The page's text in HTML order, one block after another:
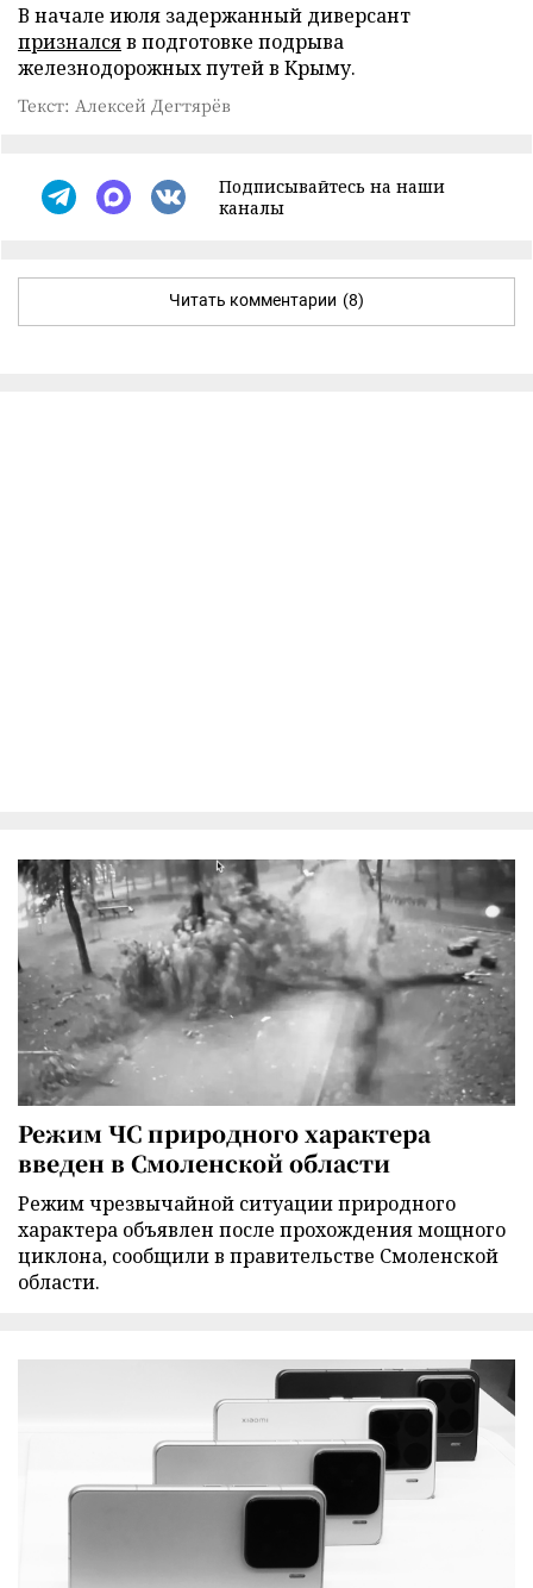
В начале июля задержанный диверсант
призналсяв подготовке подрыва
железнодорожных путей в Крыму.
Текст: Алексей Дегтярёв
Подписывайтесь на наши
каналы
Читать комментарии (8)
Режим ЧС природного характера
введен в Смоленской области
Режим чрезвычайной ситуации природного
характера объявлен после прохождения мощного
циклона, сообщили в правительстве Смоленской
области.